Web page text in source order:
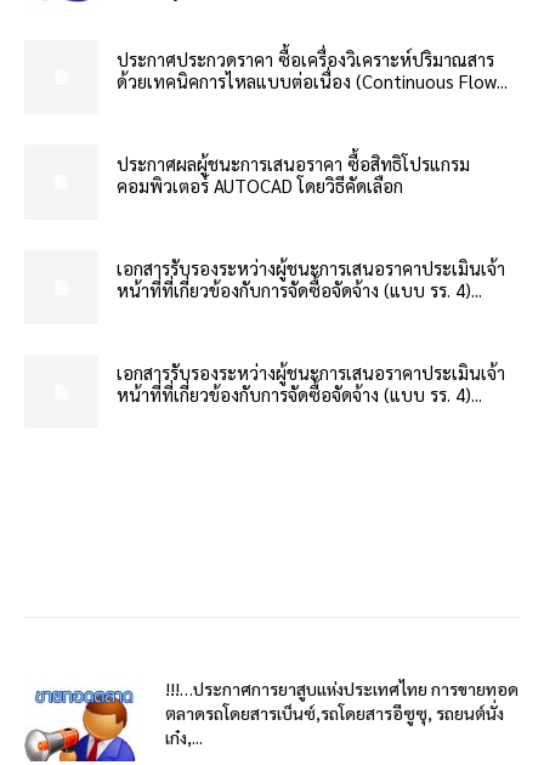
ประกาศประกวดราคา ซื้อเครื่องวิเคราะห์ปริมาณสาร
ด้วยเทคนิคการไหลแบบต่อเนื่อง (Continuous Flow...
ประกาศผลผู้ชนะการเสนอราคา ซื้อสิทธิโปรแกรม
คอมพิวเตอร์ AUTOCAD โดยวิธีคัดเลือก
เอกสารรับรองระหว่างผู้ชนะการเสนอราคาประเมินเจ้า
หน้าที่ที่เกี่ยวข้องกับการจัดซื้อจัดจ้าง (แบบ รร. 4)...
เอกสารรับรองระหว่างผู้ชนะการเสนอราคาประเมินเจ้า
หน้าที่ที่เกี่ยวข้องกับการจัดซื้อจัดจ้าง (แบบ รร. 4)...
!!!…ประกาศการยาสูบแห่งประเทศไทย การขายทอด
ตลาดรถโดยสารเบ็นซ์,รถโดยสารอีซูซุ, รถยนต์นั่ง
เก๋ง,...